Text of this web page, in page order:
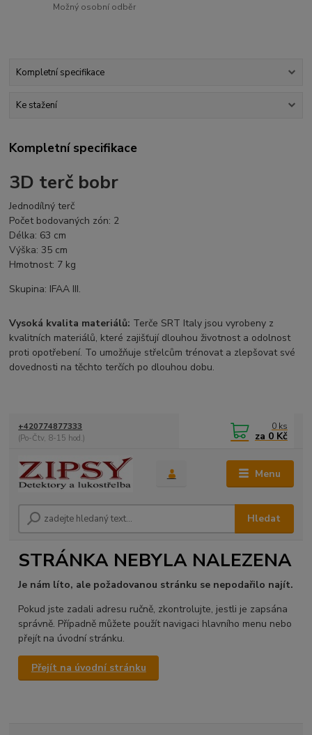
Možný osobní odběr
Kompletní specifikace
Ke stažení
Kompletní specifikace
3D terč bobr
Jednodílný terč
Počet bodovaných zón: 2
Délka: 63 cm
Výška: 35 cm
Hmotnost: 7 kg
Skupina: IFAA III.
Vysoká kvalita materiálů: Terče SRT Italy jsou vyrobeny z
kvalitních materiálů, které zajišťují dlouhou životnost a odolnost
proti opotřebení. To umožňuje střelcům trénovat a zlepšovat své
dovednosti na těchto terčích po dlouhou dobu.
Menu
Hledat
+420774877333
(Po-Čtv, 8-15 hod.)
0 ks
za 0 Kč
STRÁNKA NEBYLA NALEZENA
Je nám líto, ale požadovanou stránku se nepodařilo najít.
Pokud jste zadali adresu ručně, zkontrolujte, jestli je zapsána
správně. Případně můžete použít navigaci hlavního menu nebo
přejít na úvodní stránku.
Přejít na úvodní stránku